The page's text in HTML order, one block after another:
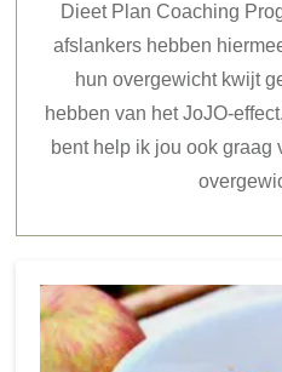
Dieet Plan Coaching
afslankers hebben
hun overgewicht kwijt
hebben van het JoJO-
bent help ik jou ook graag